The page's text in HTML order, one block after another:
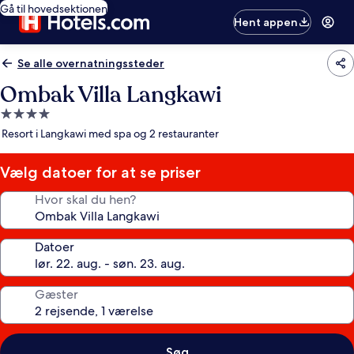
Gå til hovedsektionen
Hent appen
Se alle overnatningssteder
Ombak Villa Langkawi
4.0-
stjernet
Resort i Langkawi med spa og 2 restauranter
Vælg datoer for at se priser
Hvor skal du hen?
Datoer
Gæster